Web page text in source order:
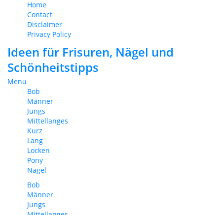
Home
Contact
Disclaimer
Privacy Policy
Ideen für Frisuren, Nägel und
Schönheitstipps
Menu
Bob
Männer
Jungs
Mittellanges
Kurz
Lang
Locken
Pony
Nägel
Bob
Männer
Jungs